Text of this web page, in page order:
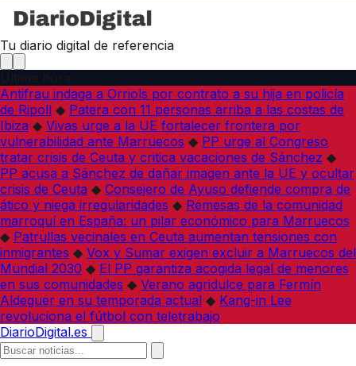
Tu diario digital de referencia
Antifrau indaga a Orriols por contrato a su hija en policía
de Ripoll ◆ Patera con 11 personas arriba a las costas de
Ibiza ◆ Vivas urge a la UE fortalecer frontera por
vulnerabilidad ante Marruecos ◆ PP urge al Congreso
tratar crisis de Ceuta y critica vacaciones de Sánchez ◆
PP acusa a Sánchez de dañar imagen ante la UE y ocultar
crisis de Ceuta ◆ Consejero de Ayuso defiende compra de
ático y niega irregularidades ◆ Remesas de la comunidad
marroquí en España: un pilar económico para Marruecos
◆ Patrullas vecinales en Ceuta aumentan tensiones con
inmigrantes ◆ Vox y Sumar exigen excluir a Marruecos del
Mundial 2030 ◆ El PP garantiza acogida legal de menores
en sus comunidades ◆ Verano agridulce para Fermín
Aldeguer en su temporada actual ◆ Kang-in Lee
revoluciona el fútbol con teletrabajo
DiarioDigital.es